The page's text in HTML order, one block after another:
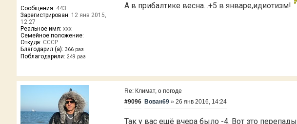
Сообщения: 443
Зарегистрирован: 12 янв 2015,
12:27
Реальное имя: xxx
Семейное положение:
Откуда: CCCP
Благодарил (а): 366 раз
Поблагодарили: 249 раз
А в прибалтике весна...+5 в январе,идиотизм!
Re: Климат, о погоде
#9096 Вован69 »26 янв 2016, 14:24
Так у вас ещё вчера было -4. Вот это перепады